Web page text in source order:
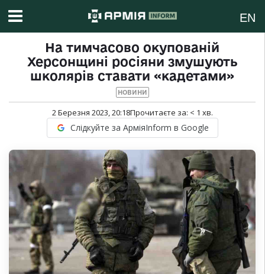
EN
На тимчасово окупованій
Херсонщині росіяни змушують
школярів ставати «кадетами»
НОВИНИ
2 Березня 2023, 20:18Прочитаєте за: < 1 хв.
Слідкуйте за АрміяInform в Google